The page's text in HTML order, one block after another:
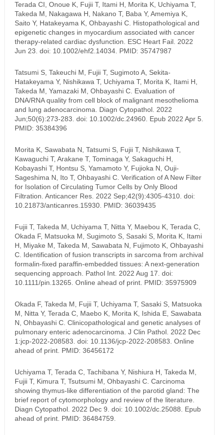
Terada CI, Onoue K, Fujii T, Itami H, Morita K, Uchiyama T,
Takeda M, Nakagawa H, Nakano T, Baba Y, Amemiya K,
Saito Y, Hatakeyama K, Ohbayashi C. Histopathological and
epigenetic changes in myocardium associated with cancer
therapy-related cardiac dysfunction. ESC Heart Fail. 2022
Jun 23. doi: 10.1002/ehf2.14034. PMID: 35747987
Tatsumi S, Takeuchi M, Fujii T, Sugimoto A, Sekita-
Hatakeyama Y, Nishikawa T, Uchiyama T, Morita K, Itami H,
Takeda M, Yamazaki M, Ohbayashi C. Evaluation of
DNA/RNA quality from cell block of malignant mesothelioma
and lung adenocarcinoma. Diagn Cytopathol. 2022
Jun;50(6):273-283. doi: 10.1002/dc.24960. Epub 2022 Apr 5.
PMID: 35384396
Morita K, Sawabata N, Tatsumi S, Fujii T, Nishikawa T,
Kawaguchi T, Arakane T, Tominaga Y, Sakaguchi H,
Kobayashi T, Hontsu S, Yamamoto Y, Fujioka N, Ouji-
Sageshima N, Ito T, Ohbayashi C. Verification of A New Filter
for Isolation of Circulating Tumor Cells by Only Blood
Filtration. Anticancer Res. 2022 Sep;42(9):4305-4310. doi:
10.21873/anticanres.15930. PMID: 36039435
Fujii T, Takeda M, Uchiyama T, Nitta Y, Maebou K, Terada C,
Okada F, Matsuoka M, Sugimoto S, Sasaki S, Morita K, Itami
H, Miyake M, Takeda M, Sawabata N, Fujimoto K, Ohbayashi
C. Identification of fusion transcripts in sarcoma from archival
formalin-fixed paraffin-embedded tissues: A next-generation
sequencing approach. Pathol Int. 2022 Aug 17. doi:
10.1111/pin.13265. Online ahead of print. PMID: 35975909
Okada F, Takeda M, Fujii T, Uchiyama T, Sasaki S, Matsuoka
M, Nitta Y, Terada C, Maebo K, Morita K, Ishida E, Sawabata
N, Ohbayashi C. Clinicopathological and genetic analyses of
pulmonary enteric adenocarcinoma. J Clin Pathol. 2022 Dec
1:jcp-2022-208583. doi: 10.1136/jcp-2022-208583. Online
ahead of print. PMID: 36456172
Uchiyama T, Terada C, Tachibana Y, Nishiura H, Takeda M,
Fujii T, Kimura T, Tsutsumi M, Ohbayashi C. Carcinoma
showing thymus-like differentiation of the parotid gland: The
brief report of cytomorphology and review of the literature.
Diagn Cytopathol. 2022 Dec 9. doi: 10.1002/dc.25088. Epub
ahead of print. PMID: 36484759.